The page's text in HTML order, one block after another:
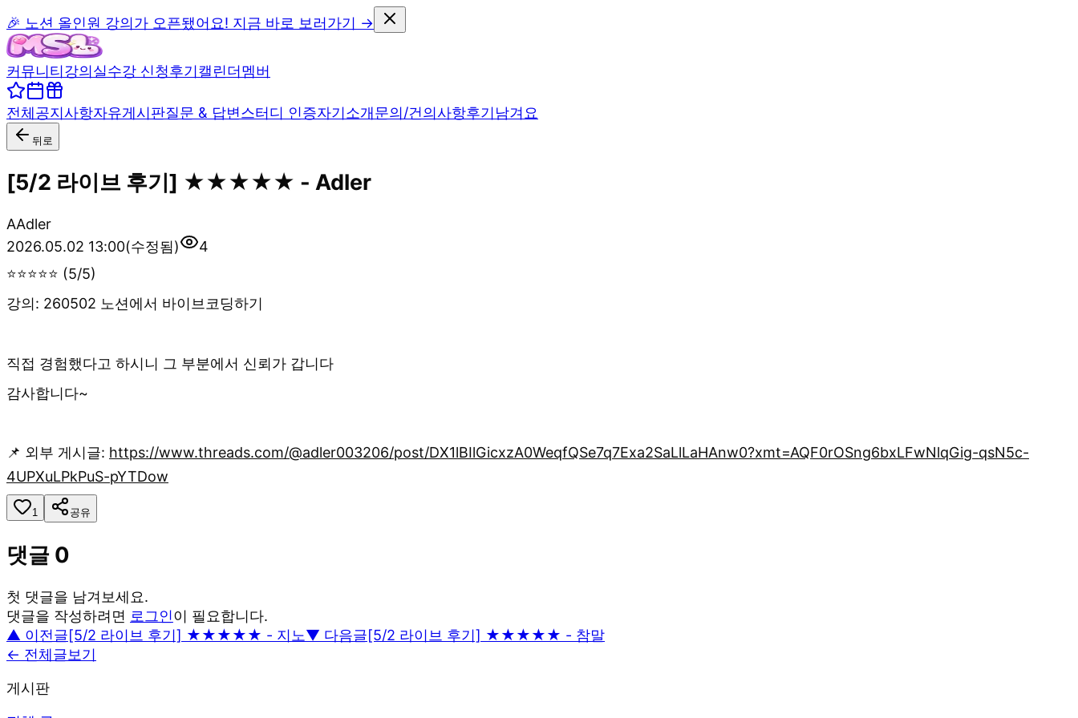
🎉 노션 올인원 강의가 오픈됐어요! 지금 바로 보러가기 →
커뮤니티강의실수강 신청후기캘린더멤버
전체공지사항자유게시판질문 & 답변스터디 인증자기소개문의/건의사항후기남겨요
뒤로
[5/2 라이브 후기] ★★★★★ - Adler
AAdler
2026.05.02 13:00(수정됨)
4
⭐⭐⭐⭐⭐ (5/5)
강의: 260502 노션에서 바이브코딩하기
직접 경험했다고 하시니 그 부분에서 신뢰가 갑니다
감사합니다~
📌 외부 게시글: https://www.threads.com/@adler003206/post/DX1lBIlGicxzA0WeqfQSe7q7Exa2SaLlLaHAnw0?xmt=AQF0rOSng6bxLFwNlqGig-qsN5c-
4UPXuLPkPuS-pYTDow
1 공유
댓글 0
첫 댓글을 남겨보세요.
댓글을 작성하려면 로그인이 필요합니다.
▲ 이전글[5/2 라이브 후기] ★★★★★ - 지노▼ 다음글[5/2 라이브 후기] ★★★★★ - 참말
← 전체글보기
게시판